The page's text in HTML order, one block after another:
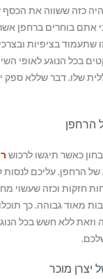
כזה ששווה את הכסף
אתם בוחרים ברחפן
שתעמוד בציפיות
בכל הנוגע לאופי
שלו. דבר שללא ספק
הרחפן
כאשר תיגשו לרכוש
של הרחפן. עליכם
חזקות וכזה שעשוי
מאוד גבוהה. כך
וזאת ללא חשש בכל
יצרן מוכר